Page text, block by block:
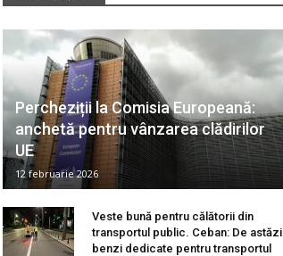
Percheziții la Comisia Europeană:
anchetă pentru vânzarea clădirilor
UE
12 februarie 2026
Veste bună pentru călătorii din
transportul public. Ceban: De astăzi
benzi dedicate pentru transportul